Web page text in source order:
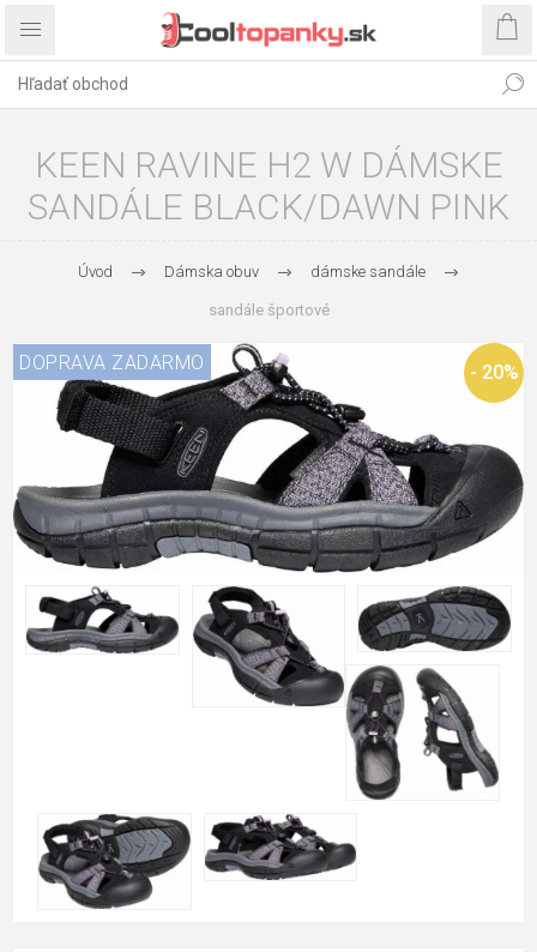
KEEN RAVINE H2 W DÁMSKE
SANDÁLE BLACK/DAWN PINK
Úvod Dámska obuv dámske sandále
sandále športové
- 20%
DOPRAVA ZADARMO